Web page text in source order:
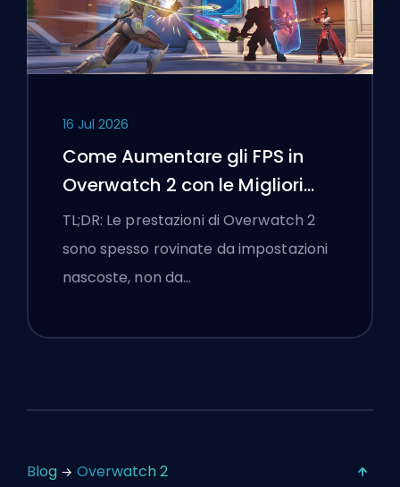
16 Jul 2026
Come Aumentare gli FPS in
Overwatch 2 con le Migliori
Impostazioni
TL;DR: Le prestazioni di Overwatch 2
sono spesso rovinate da impostazioni
nascoste, non da…
Blog Overwatch 2